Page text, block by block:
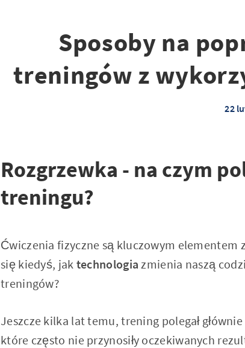
Sposoby na
treningów z
22
Rozgrzewka - na czym
treningu?
Ćwiczenia fizyczne są kluczowym
się kiedyś, jak technologia zmienia naszą
treningów?
Jeszcze kilka lat temu, trening polegał
które często nie przynosiły oczekiwanych